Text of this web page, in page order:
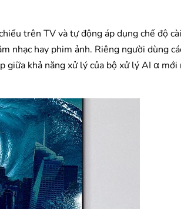
trên TV và tự động áp dụng chế độ
nhạc hay phim ảnh. Riêng người dùng
khả năng xử lý của bộ xử lý AI α